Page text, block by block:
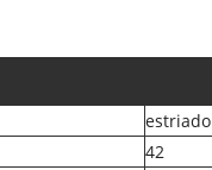
estriado
42